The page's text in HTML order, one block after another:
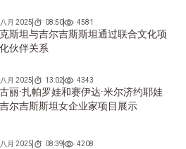
月 2025 08:50 4581
斯坦与吉尔吉斯斯坦通过联合文化项
伙伴关系
月 2025 13:02 4343
丽·扎帕罗娃和赛伊达·米尔济约耶娃
尔吉斯斯坦女企业家项目展示
月 2025 08:39 4208